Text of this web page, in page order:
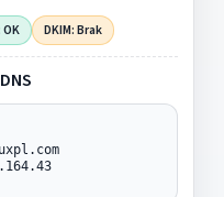
OK DKIM: Brak